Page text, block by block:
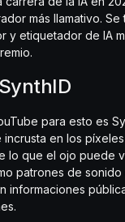
más llamativo. Se
y etiquetador de IA
para esto es
incrusta en los
lo que el ojo puede
patrones de sonido
informaciones